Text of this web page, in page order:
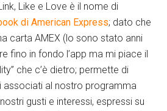
Like e Love è il nome di
di American Express; dato che
carta AMEX (lo sono stato anni
fino in fondo l’app ma mi piace il
che c’è dietro; permette di
associati al nostro programma
gusti e interessi, espressi su